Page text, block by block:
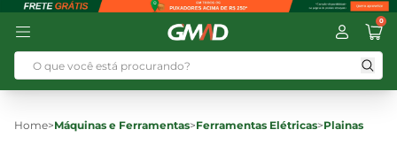
0
Home>Máquinas e Ferramentas>Ferramentas Elétricas>Plainas